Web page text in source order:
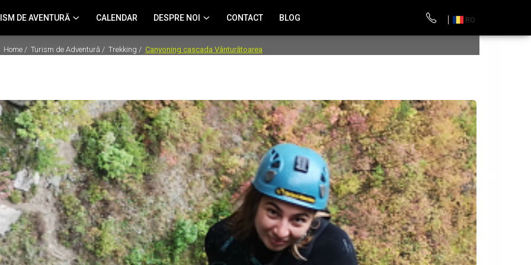
DE AVENTURĂ CALENDAR DESPRE NOI CONTACT BLOG RO
Home / Turism de Adventură / Trekking / Canyoning cascada Vânturătoarea